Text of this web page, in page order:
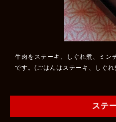
牛肉をステーキ、しぐれ煮、ミン
です。(ごはんはステーキ、しぐれ
ステ